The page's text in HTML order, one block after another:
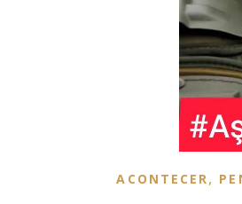
ACONTECER,